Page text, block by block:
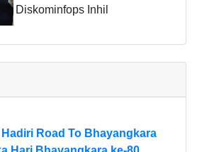
Diskominfops Inhil
Road To Bhayangkara